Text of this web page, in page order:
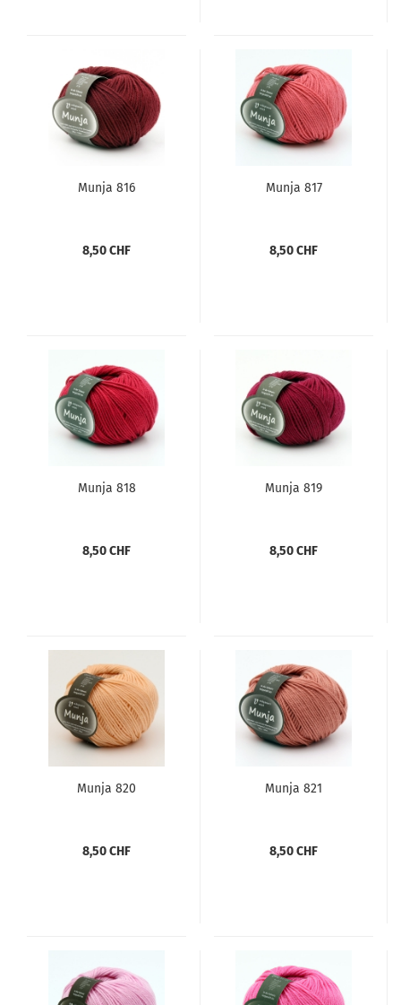
Munja 816
8,50 CHF
Munja 817
8,50 CHF
Munja 818
8,50 CHF
Munja 819
8,50 CHF
Munja 820
8,50 CHF
Munja 821
8,50 CHF